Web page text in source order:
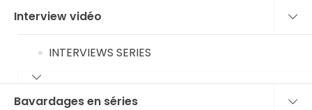
Interview vidéo
INTERVIEWS SERIES
Bavardages en séries